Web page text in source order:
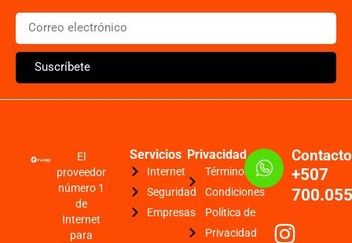
Suscríbete
El
proveedor
número 1
de
Internet
para
Servicios
Internet
Seguridad
Empresas
Privacidad
Términos y
Condiciones
Política de
Privacidad
Contacto
+507